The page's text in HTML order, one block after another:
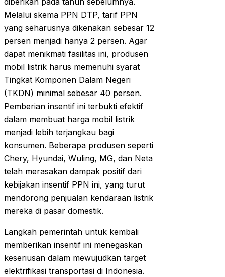
Melalui skema PPN DTP, tarif PPN
yang seharusnya dikenakan sebesar 12
persen menjadi hanya 2 persen. Agar
dapat menikmati fasilitas ini, produsen
mobil listrik harus memenuhi syarat
Tingkat Komponen Dalam Negeri
(TKDN) minimal sebesar 40 persen.
Pemberian insentif ini terbukti efektif
dalam membuat harga mobil listrik
menjadi lebih terjangkau bagi
konsumen. Beberapa produsen seperti
Chery, Hyundai, Wuling, MG, dan Neta
telah merasakan dampak positif dari
kebijakan insentif PPN ini, yang turut
mendorong penjualan kendaraan listrik
mereka di pasar domestik.
Langkah pemerintah untuk kembali
memberikan insentif ini menegaskan
keseriusan dalam mewujudkan target
elektrifikasi transportasi di Indonesia.